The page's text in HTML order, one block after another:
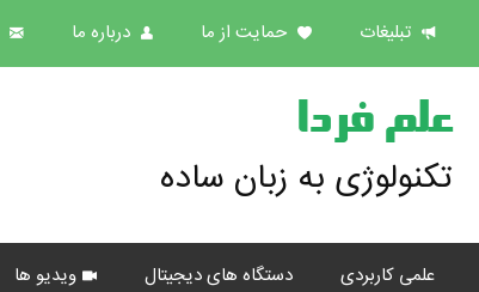
تبلیغات حمایت از ما درباره ما
علم فردا
تکنولوژی به زبان ساده
علمی کاربردی دستگاه های دیجیتال ویدیو ها